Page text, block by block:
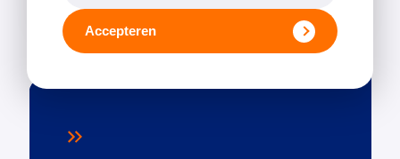
Accepteren